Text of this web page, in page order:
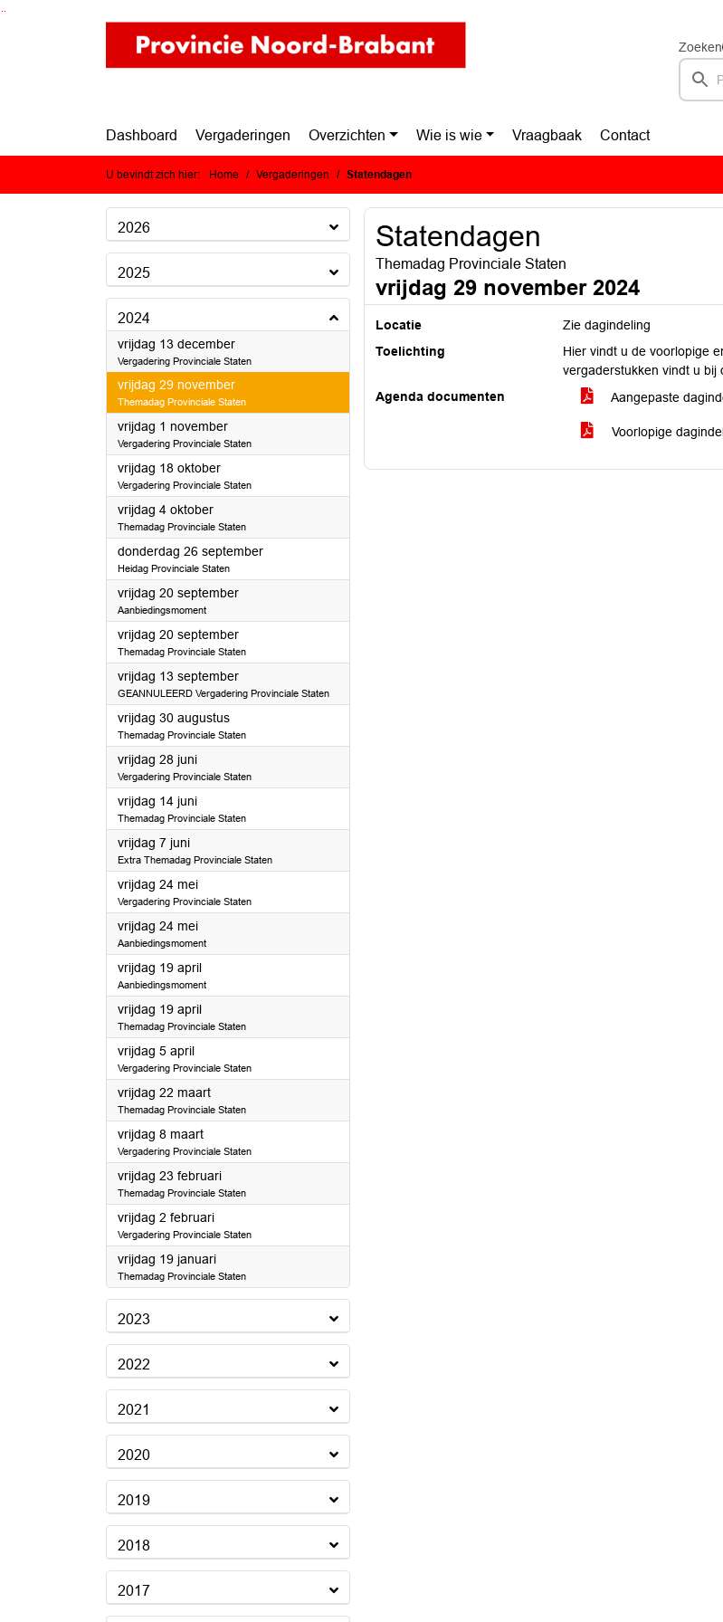
Ga naar de inhoud van deze pagina
Ga naar het zoeken
Ga naar het menu
Zoeken
Dashboard Vergaderingen Overzichten Wie is wie Vraagbaak Contact
U bevindt zich hier: Home Vergaderingen Statendagen
2026
2025
2024
vrijdag 13 december2024
Vergadering Provinciale Staten
vrijdag 29 november2024
Themadag Provinciale Staten
vrijdag 1 november2024
Vergadering Provinciale Staten
vrijdag 18 oktober2024
Vergadering Provinciale Staten
vrijdag 4 oktober2024
Themadag Provinciale Staten
donderdag 26 september2024
Heidag Provinciale Staten
vrijdag 20 september2024
Aanbiedingsmoment
vrijdag 20 september2024
Themadag Provinciale Staten
vrijdag 13 september2024
GEANNULEERD Vergadering Provinciale Staten
vrijdag 30 augustus2024
Themadag Provinciale Staten
vrijdag 28 juni2024
Vergadering Provinciale Staten
vrijdag 14 juni2024
Themadag Provinciale Staten
vrijdag 7 juni2024
Extra Themadag Provinciale Staten
vrijdag 24 mei2024
Vergadering Provinciale Staten
vrijdag 24 mei2024
Aanbiedingsmoment
vrijdag 19 april2024
Aanbiedingsmoment
vrijdag 19 april2024
Themadag Provinciale Staten
vrijdag 5 april2024
Vergadering Provinciale Staten
vrijdag 22 maart2024
Themadag Provinciale Staten
vrijdag 8 maart2024
Vergadering Provinciale Staten
vrijdag 23 februari2024
Themadag Provinciale Staten
vrijdag 2 februari2024
Vergadering Provinciale Staten
vrijdag 19 januari2024
Themadag Provinciale Staten
2023
2022
2021
2020
2019
2018
2017
Statendagen
Themadag Provinciale Staten
vrijdag 29 november 2024
Locatie
Zie dagindeling
Toelichting
Hier vindt u de voorlopige
vergaderstukken vindt u bij
Agenda documenten
Aangepaste
Voorlopige